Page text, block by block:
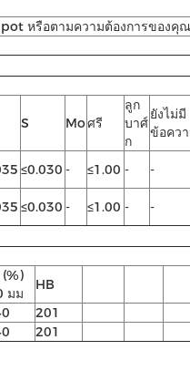
หรือตามความต้องการของคุณ
S Moศรี
ลูก
บาศ์
ก
ยังไม่มี
ข้อคว
≤0.030 - ≤1.00 - -
≤0.030 - ≤1.00 - -
(%)
มม
HB
201
201